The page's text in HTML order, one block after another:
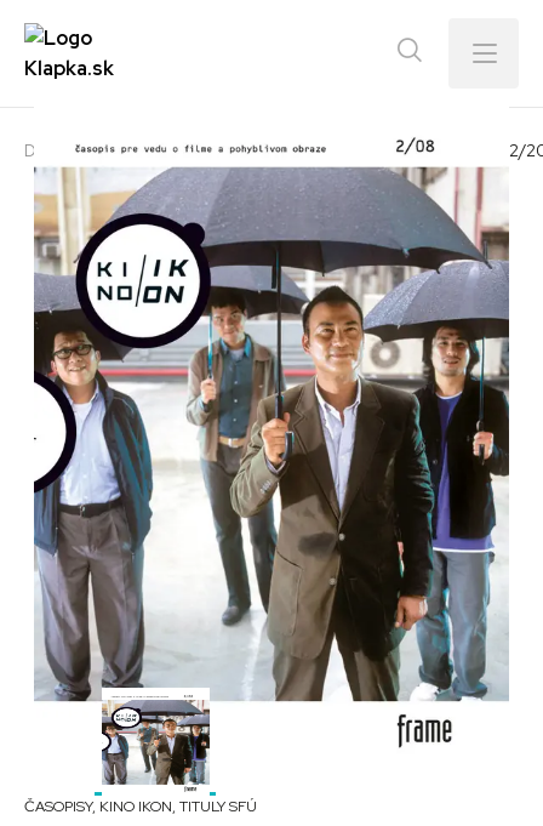
Menu
Domov E-shop Kino Ikon Tituly SFÚ KINO IKON 2/
ČASOPISY, KINO IKON, TITULY SFÚ